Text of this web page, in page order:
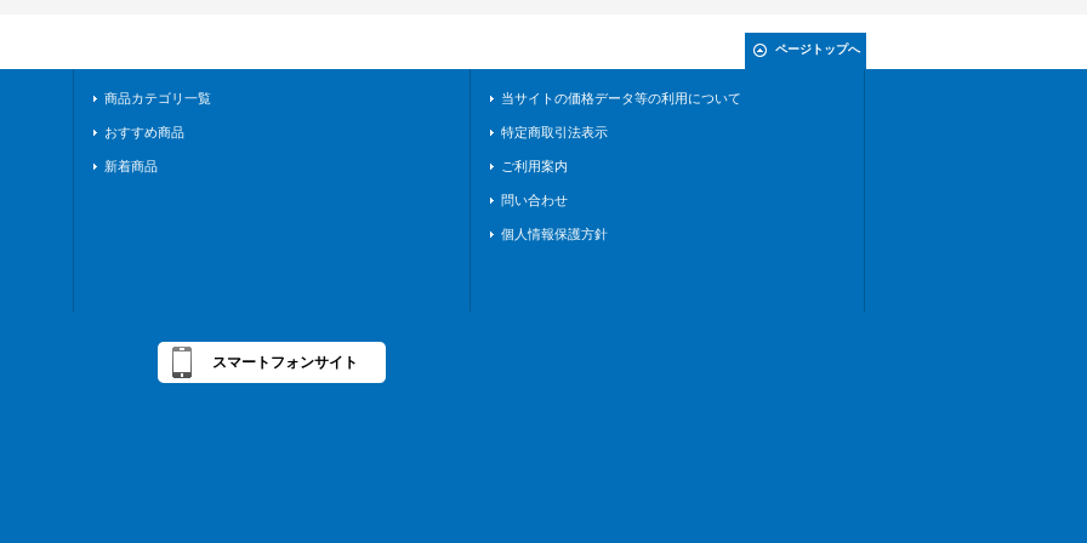
ページトップへ
商品カテゴリ一覧
おすすめ商品
新着商品
当サイトの価格データ等の利用について
特定商取引法表示
ご利用案内
問い合わせ
個人情報保護方針
スマートフォンサイト